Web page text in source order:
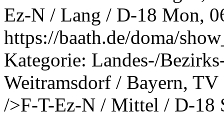
Ez-N / Lang / D-18 Mon,
https://baath.de/doma/
Kategorie: Landes-/
Weitramsdorf / Bayern,
/>F-T-Ez-N / Mittel / D-18